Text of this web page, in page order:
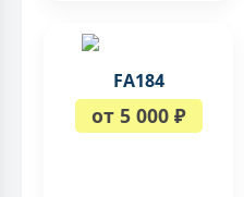
FA184
от 5 000 ₽